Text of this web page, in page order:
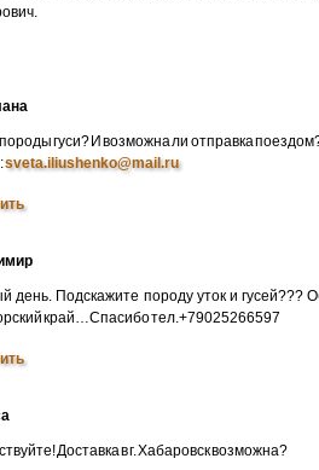
гуси? И возможна ли отправка
sveta.iliushenko@mail.ru
день. Подскажите породу уток и гусей???
край…Спасибо тел.+79025266597
Доставка в г. Хабаровск возможна?